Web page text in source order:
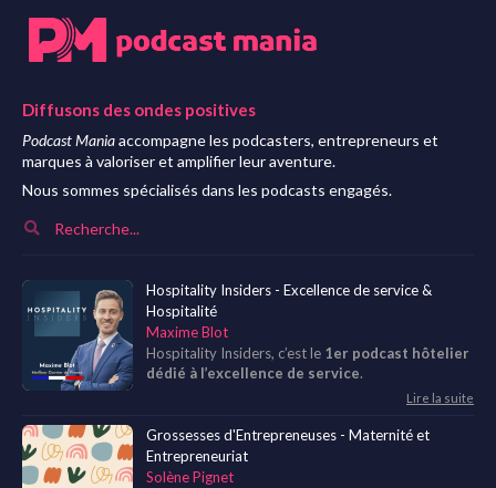
Diffusons des ondes positives
Podcast Maniaaccompagne les podcasters, entrepreneurs et
marques à valoriser et amplifier leur aventure.
Nous sommes spécialisés dans les podcasts engagés.
Hospitality Insiders - Excellence de service &
Hospitalité
Maxime Blot
Hospitality Insiders, c’est le 1er podcast hôtelier
dédié à l’excellence de service.
Lire la suite
Grossesses d'Entrepreneuses - Maternité et
Entrepreneuriat
Solène Pignet